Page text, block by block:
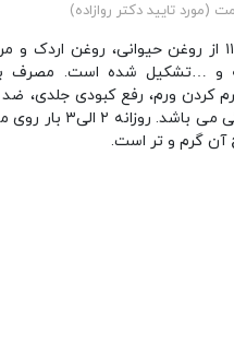
(مورد تایید دکتر روازاده)
ضماد ب۱۱۱ از روغن حیوانی، روغن اردک
و …تشکیل شده است. مصرف
کردن ورم، رفع کبودی جلدی،
ضدکوفتگی می باشد.
آن گرم و تر است.